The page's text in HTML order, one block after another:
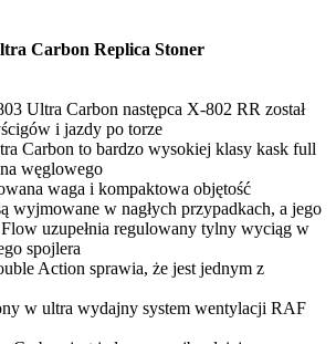
Carbon Replica Stoner
Ultra Carbon następca X-802 RR został
i jazdy po torze
Carbon to bardzo wysokiej klasy kask full
węglowego
waga i kompaktowa objętość
wyjmowane w nagłych przypadkach, a jego
uzupełnia regulowany tylny wyciąg w
spojlera
Action sprawia, że jest jednym z
w ultra wydajny system wentylacji RAF